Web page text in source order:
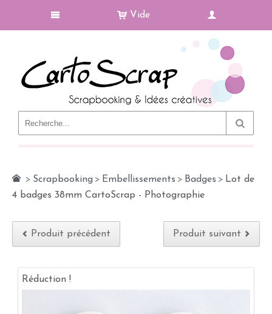
Vide
> Scrapbooking > Embellissements > Badges > Lot de
4 badges 38mm CartoScrap - Photographie
Produit précédent Produit suivant
Réduction !